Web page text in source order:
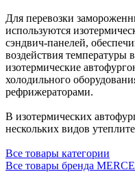
Для перевозки
используются
сэндвич-панелей,
воздействия температуры
изотермические
холодильного
рефрижераторами.
В изотермических
нескольких видов
Все товары категории
Все товары бренда